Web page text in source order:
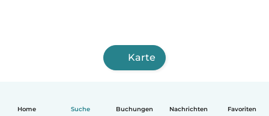
Home Suche Buchungen Nachrichten Favoriten
Karte